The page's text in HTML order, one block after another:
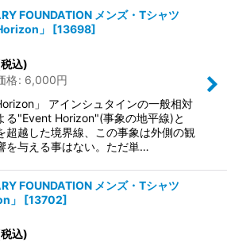
FOUNDATION メンズ・Tシャツ
」
[13698]
込)
格: 6,000円
」 アインシュタインの一般相対
る"Event Horizon"(事象の地平線)と
超越した境界線、この事象は外側の観
を与える事はない。ただ単…
FOUNDATION メンズ・Tシャツ
」
[13702]
込)